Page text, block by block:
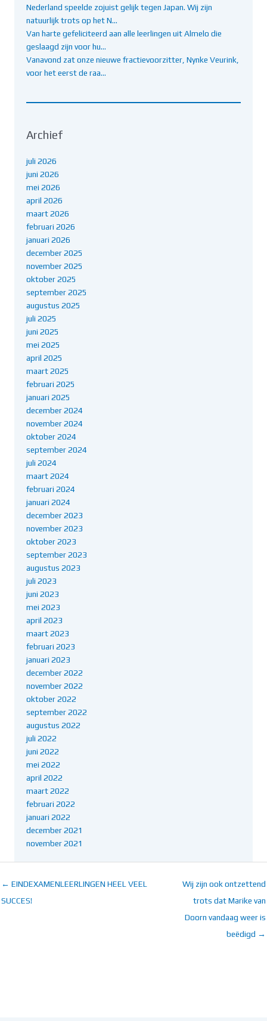
Nederland speelde zojuist gelijk tegen Japan. Wij zijn
natuurlijk trots op het N…
Van harte gefeliciteerd aan alle leerlingen uit Almelo die
geslaagd zijn voor hu…
Vanavond zat onze nieuwe fractievoorzitter, Nynke Veurink,
voor het eerst de raa…
Archief
juli 2026
juni 2026
mei 2026
april 2026
maart 2026
februari 2026
januari 2026
december 2025
november 2025
oktober 2025
september 2025
augustus 2025
juli 2025
juni 2025
mei 2025
april 2025
maart 2025
februari 2025
januari 2025
december 2024
november 2024
oktober 2024
september 2024
juli 2024
maart 2024
februari 2024
januari 2024
december 2023
november 2023
oktober 2023
september 2023
augustus 2023
juli 2023
juni 2023
mei 2023
april 2023
maart 2023
februari 2023
januari 2023
december 2022
november 2022
oktober 2022
september 2022
augustus 2022
juli 2022
juni 2022
mei 2022
april 2022
maart 2022
februari 2022
januari 2022
december 2021
november 2021
← EINDEXAMENLEERLINGEN HEEL VEEL
SUCCES!
Wij zijn ook ontzettend
trots dat Marike van
Doorn vandaag weer is
beëdigd →